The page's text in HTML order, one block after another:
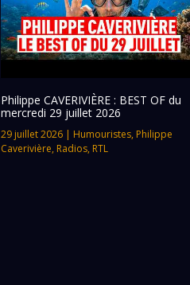
Philippe CAVERIVIÈRE : BEST OF du
mercredi 29 juillet 2026
29 juillet 2026| Humouristes, Philippe
Caverivière, Radios, RTL